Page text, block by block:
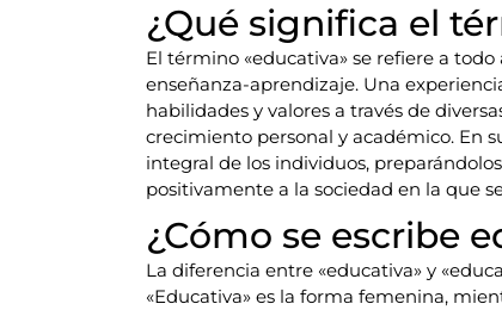
¿Qué significa el
El término «educativa» se refiere a
enseñanza-aprendizaje. Una
habilidades y valores a través de
crecimiento personal y académico. En
integral de los individuos,
positivamente a la sociedad en la que
¿Cómo se escribe
La diferencia entre «educativa» y
«Educativa» es la forma femenina,